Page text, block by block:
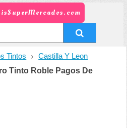
Tintos Castilla Y Leon
Tinto Roble Pagos De